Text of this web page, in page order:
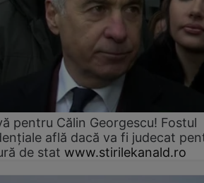
pentru Călin Georgescu! Fostul
află dacă va fi judecat
de stat www.stirilekanald.ro